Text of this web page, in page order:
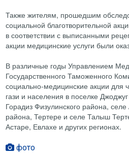
Также жителям, прошедшим
социальной благотворительной
в соответствии с выписанными
акции медицинские услуги были
В различные годы Управлением
Государственного Таможенного
социально-медицинские акции для
гази и населения в поселке
Горадиз Физулинского района, селе
района, Тертере и селе Талыш
Астаре, Евлахе и других регионах.
 фото